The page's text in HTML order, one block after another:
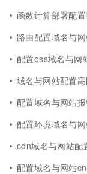
函数计算部署配
路由配置域名与
配置oss域名与网
域名与网站配置
配置域名与网站
配置环境域名与
cdn域名与网站配
配置域名与网站